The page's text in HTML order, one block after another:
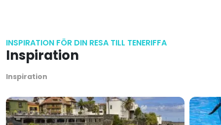
INSPIRATION FÖR DIN RESA TILL TENERIFFA
Inspiration
Inspiration